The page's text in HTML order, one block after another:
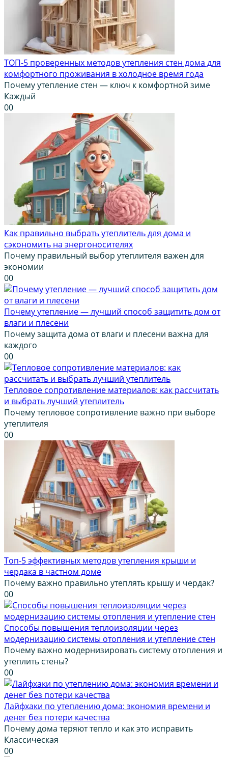
ТОП-5 проверенных методов утепления стен дома для
комфортного проживания в холодное время года
Почему утепление стен — ключ к комфортной зиме
Каждый
00
Как правильно выбрать утеплитель для дома и
сэкономить на энергоносителях
Почему правильный выбор утеплителя важен для
экономии
00
Почему утепление — лучший способ защитить дом от
влаги и плесени
Почему защита дома от влаги и плесени важна для
каждого
00
Тепловое сопротивление материалов: как рассчитать
и выбрать лучший утеплитель
Почему тепловое сопротивление важно при выборе
утеплителя
00
Топ-5 эффективных методов утепления крыши и
чердака в частном доме
Почему важно правильно утеплять крышу и чердак?
00
Способы повышения теплоизоляции через
модернизацию системы отопления и утепление стен
Почему важно модернизировать систему отопления и
утеплить стены?
00
Лайфхаки по утеплению дома: экономия времени и
денег без потери качества
Почему дома теряют тепло и как это исправить
Классическая
00